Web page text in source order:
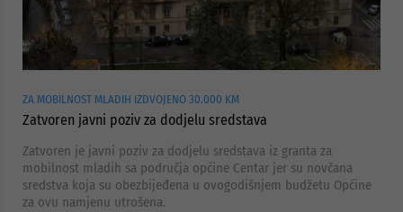
ZA MOBILNOST MLADIH IZDVOJENO 30.000 KM
Zatvoren javni poziv za dodjelu sredstava
Zatvoren je javni poziv za dodjelu sredstava iz granta za
mobilnost mladih sa područja općine Centar jer su novčana
sredstva koja su obezbijeđena u ovogodišnjem budžetu Općine
za ovu namjenu utrošena.